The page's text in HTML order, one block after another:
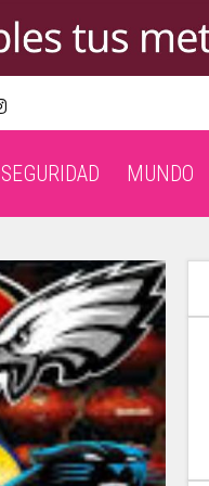
SEGURIDAD MUNDO